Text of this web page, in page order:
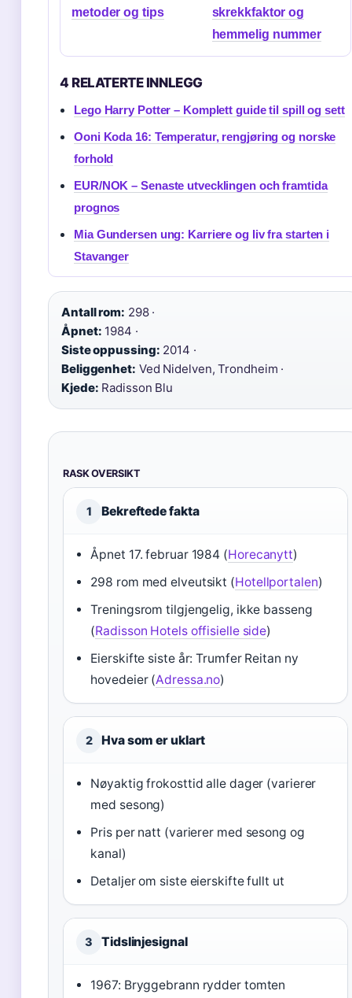
metoder og tips
skrekkfaktor og
hemmelig nummer
4 RELATERTE INNLEGG
Lego Harry Potter – Komplett guide til spill og sett
Ooni Koda 16: Temperatur, rengjøring og norske
forhold
EUR/NOK – Senaste utvecklingen och framtida
prognos
Mia Gundersen ung: Karriere og liv fra starten i
Stavanger
Antall rom: 298 ·
Åpnet: 1984 ·
Siste oppussing: 2014 ·
Beliggenhet: Ved Nidelven, Trondheim ·
Kjede: Radisson Blu
RASK OVERSIKT
1 Bekreftede fakta
Åpnet 17. februar 1984 (Horecanytt)
298 rom med elveutsikt (Hotellportalen)
Treningsrom tilgjengelig, ikke basseng
(Radisson Hotels offisielle side)
Eierskifte siste år: Trumfer Reitan ny
hovedeier (Adressa.no)
2 Hva som er uklart
Nøyaktig frokosttid alle dager (varierer
med sesong)
Pris per natt (varierer med sesong og
kanal)
Detaljer om siste eierskifte fullt ut
3 Tidslinjesignal
1967: Bryggebrann rydder tomten